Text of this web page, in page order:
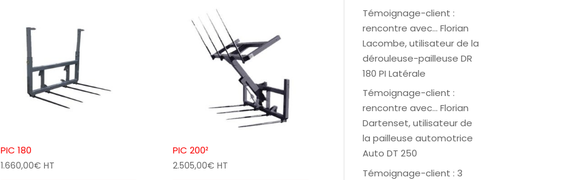
PIC 180
1.660,00€ HT
PIC 200²
2.505,00€ HT
Témoignage-client :
rencontre avec… Florian
Lacombe, utilisateur de la
dérouleuse-pailleuse DR
180 PI Latérale
Témoignage-client :
rencontre avec… Florian
Dartenset, utilisateur de
la pailleuse automotrice
Auto DT 250
Témoignage-client : 3